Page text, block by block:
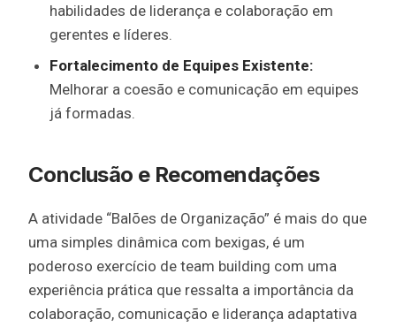
habilidades de liderança e colaboração em
gerentes e líderes.
Fortalecimento de Equipes Existente:
Melhorar a coesão e comunicação em equipes
já formadas.
Conclusão e Recomendações
A atividade “Balões de Organização” é mais do que
uma simples dinâmica com bexigas, é um
poderoso exercício de team building com uma
experiência prática que ressalta a importância da
colaboração, comunicação e liderança adaptativa